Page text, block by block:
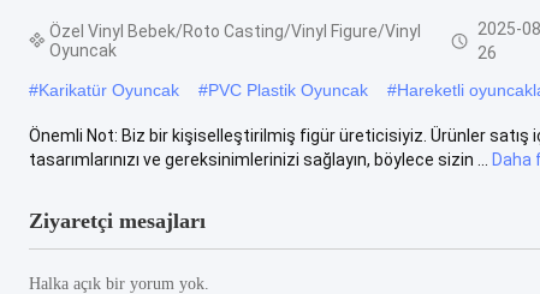
Özel Vinyl Bebek/Roto Casting/Vinyl Figure/Vinyl
Oyuncak
2025-
26
#Karikatür Oyuncak #PVC Plastik Oyuncak #Hareketli
Önemli Not: Biz bir kişiselleştirilmiş figür üreticisiyiz. Ürünler
tasarımlarınızı ve gereksinimlerinizi sağlayın, böylece sizin ...
Daha
Ziyaretçi mesajları
Halka açık bir yorum yok.